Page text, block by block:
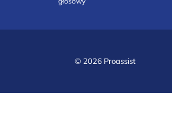
© 2026 Proassist